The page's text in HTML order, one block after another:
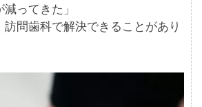
減ってきた」
訪問歯科で解決できることがあり